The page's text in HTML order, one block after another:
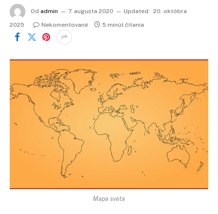
Od admin 7. augusta 2020 Updated: 20. októbra
2025
Nekomentované 5 minút čítania
Mapa sveta